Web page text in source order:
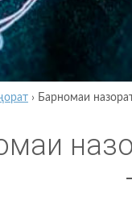
› Барномаи